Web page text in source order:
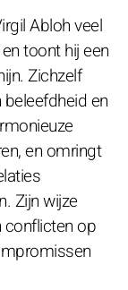
Abloh veel
toont hij een
Zichzelf
en
en omringt
Zijn wijze
op